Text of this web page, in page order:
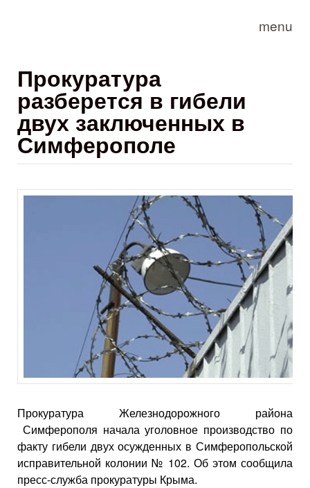
menu
Прокуратура
разберется в гибели
двух заключенных в
Симферополе
Прокуратура Железнодорожного района
Симферополя начала уголовное производство по
факту гибели двух осужденных в Симферопольской
исправительной колонии № 102. Об этом сообщила
пресс-служба прокуратуры Крыма.